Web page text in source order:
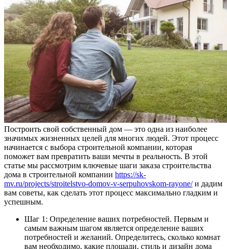
Построить свой собственный дом — это одна из наиболее
значимых жизненных целей для многих людей. Этот процесс
начинается с выбора строительной компании, которая
поможет вам превратить ваши мечты в реальность. В этой
статье мы рассмотрим ключевые шаги заказа строительства
дома в строительной компании https://sk-
mv.ru/projects/stroitelstvo-domov-v-serpuhovskom-rayone/и дадим
вам советы, как сделать этот процесс максимально гладким и
успешным.
Шаг 1: Определение ваших потребностей. Первым и
самым важным шагом является определение ваших
потребностей и желаний. Определитесь, сколько комнат
вам необходимо, какие площади, стиль и дизайн дома